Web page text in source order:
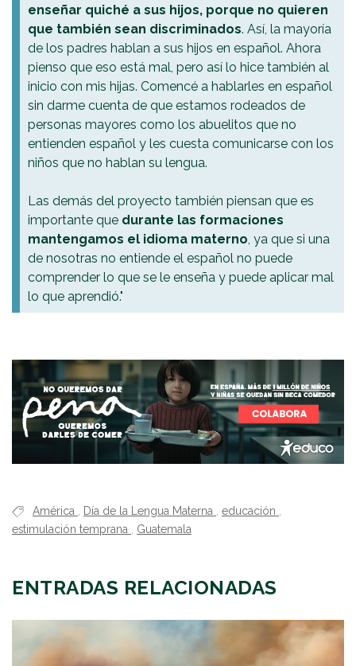
enseñar quiché a sus hijos, porque no quieren
que también sean discriminados. Así, la mayoría
de los padres hablan a sus hijos en español. Ahora
pienso que eso está mal, pero así lo hice también al
inicio con mis hijas. Comencé a hablarles en español
sin darme cuenta de que estamos rodeados de
personas mayores como los abuelitos que no
entienden español y les cuesta comunicarse con los
niños que no hablan su lengua.
Las demás del proyecto también piensan que es
importante que durante las formaciones
mantengamos el idioma materno, ya que si una
de nosotras no entiende el español no puede
comprender lo que se le enseña y puede aplicar mal
lo que aprendió."
América Día de la Lengua Materna educación
estimulación temprana
Guatemala
ENTRADAS RELACIONADAS